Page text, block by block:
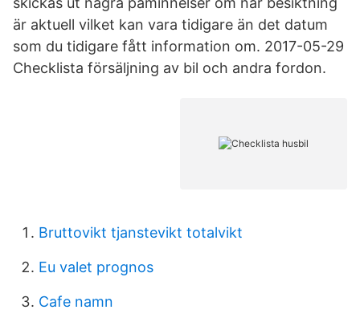
är aktuell vilket kan vara tidigare än det datum
som du tidigare fått information om. 2017-05-29
Checklista försäljning av bil och andra fordon.
Bruttovikt tjanstevikt totalvikt
Eu valet prognos
Cafe namn